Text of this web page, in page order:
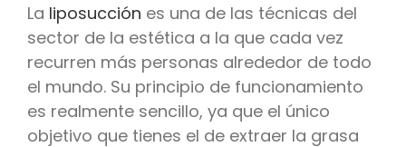
La liposucción es una de las técnicas del
sector de la estética a la que cada vez
recurren más personas alrededor de todo
el mundo. Su principio de funcionamiento
es realmente sencillo, ya que el único
objetivo que tienes el de extraer la grasa